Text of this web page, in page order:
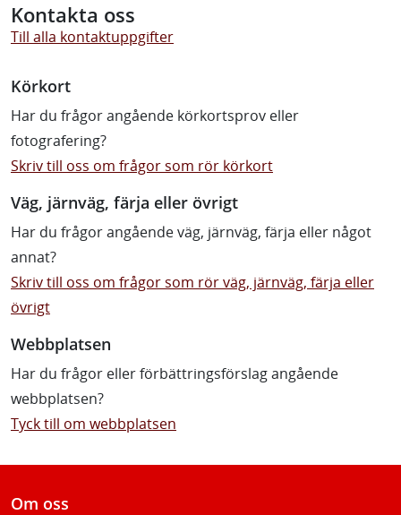
Kontakta oss
Till alla kontaktuppgifter
Körkort
Har du frågor angående körkortsprov eller
fotografering?
Skriv till oss om frågor som rör körkort
Väg, järnväg, färja eller övrigt
Har du frågor angående väg, järnväg, färja eller något
annat?
Skriv till oss om frågor som rör väg, järnväg, färja eller
övrigt
Webbplatsen
Har du frågor eller förbättringsförslag angående
webbplatsen?
Tyck till om webbplatsen
Om oss